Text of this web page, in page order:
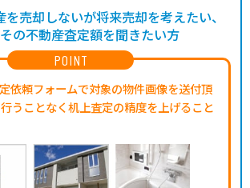
POINT
依頼フォームで対象の物件画像を送付頂
うことなく机上査定の精度を上げること
売却しないが将来売却を考えたい、
の不動産査定額を聞きたい方